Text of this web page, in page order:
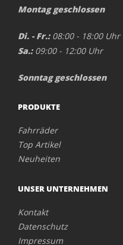
Montag geschlossen
Di. - Fr.:08:00 - 18:00 Uhr
Sa.:09:00 - 12:00 Uhr
Sonntag geschlossen
PRODUKTE
Fahrräder
Top Artikel
Neuheiten
UNSER UNTERNEHMEN
Kontakt
Datenschutz
Impressum